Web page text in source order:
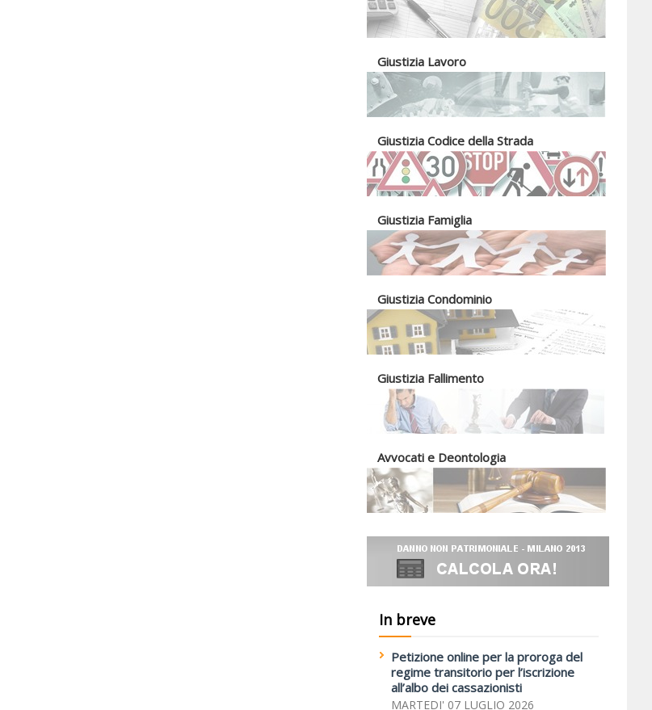
Giustizia Lavoro
Giustizia Codice della Strada
Giustizia Famiglia
Giustizia Condominio
Giustizia Fallimento
Avvocati e Deontologia
In breve
Petizione online per la proroga del
regime transitorio per l’iscrizione
all’albo dei cassazionisti
MARTEDI' 07 LUGLIO 2026